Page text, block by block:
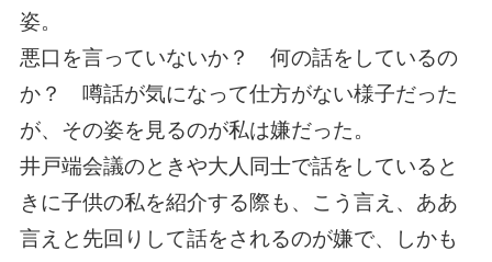
姿。
悪口を言っていないか？ 何の話をしているの
か？ 噂話が気になって仕方がない様子だった
が、その姿を見るのが私は嫌だった。
井戸端会議のときや大人同士で話をしていると
きに子供の私を紹介する際も、こう言え、ああ
言えと先回りして話をされるのが嫌で、しかも